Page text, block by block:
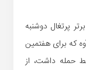
پرتغال دوشنبه
که برای هفتمین
حمله داشت، از